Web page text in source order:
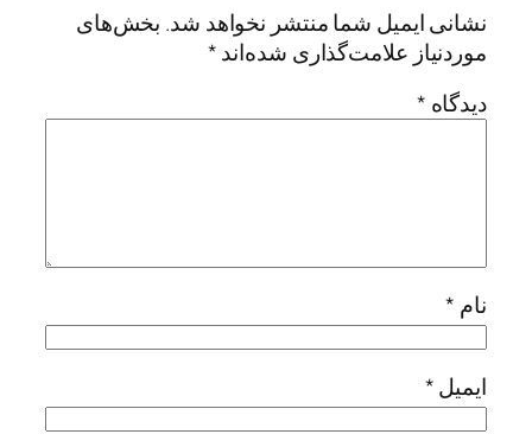
نشانی ایمیل شما منتشر نخواهد شد. بخش‌های
موردنیاز علامت‌گذاری شده‌اند*
دیدگاه *
نام *
ایمیل*